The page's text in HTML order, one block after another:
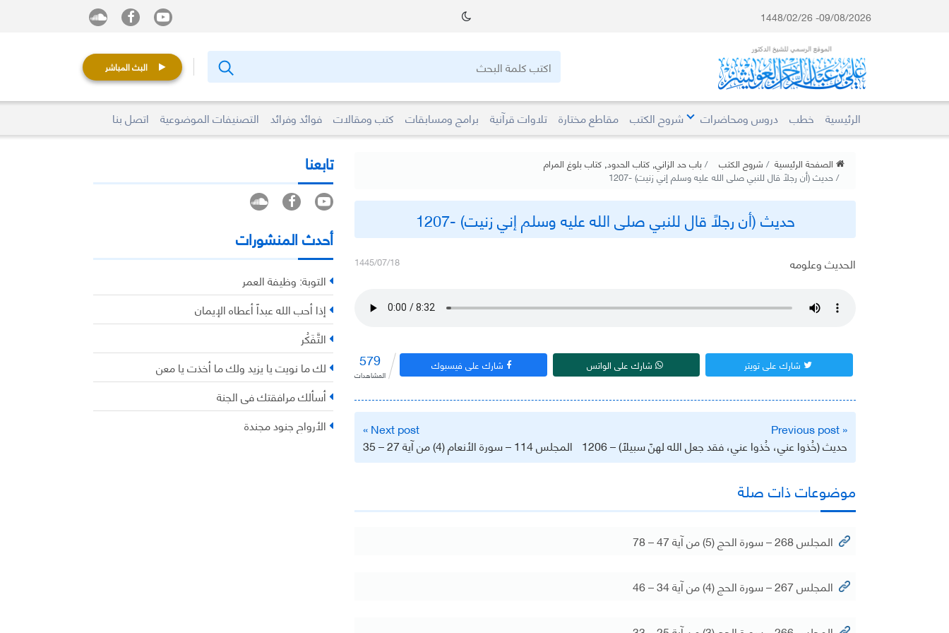
09/08/2026- 1448/02/26
البث المباشر
الرئيسية خطب دروس ومحاضرات شروح الكتب مقاطع مختارة تلاوات قرآنية برامج ومسابقات كتب ومقالات فوائد وفرائد التصنيفات الموضوعية اتصل بنا
الصفحة الرئيسية شروح الكتب باب حد الزاني, كتاب الحدود, كتاب بلوغ المرام
حديث (أن رجلًا قال للنبي صلى الله عليه وسلم إني زنيت) -1207
حديث (أن رجلًا قال للنبي صلى الله عليه وسلم إني زنيت) -1207
1445/07/18 الحديث وعلومه
شارك على تويتر شارك على الواتس شارك على فيسبوك 579
المشاهدات
تصفّح
المقالات
« Previous post
حديث (خُذوا عني، خُذوا عني، فقد جعل الله لهنّ سبيلًا) – 1206
Next post »
المجلس 114 – سورة الأنعام (4) من آية 27 – 35
موضوعات ذات صلة
المجلس 268 – سورة الحج (5) من آية 47 – 78
المجلس 267 – سورة الحج (4) من آية 34 – 46
تابعنا
أحدث المنشورات
التوبة: وظيفة العمر
إذا أحب الله عبداً أعطاه الإيمان
التَّفَكُر
لك ما نويت يا يزيد ولك ما أخذت يا معن
أسألك مرافقتك في الجنة
الأرواح جنود مجندة